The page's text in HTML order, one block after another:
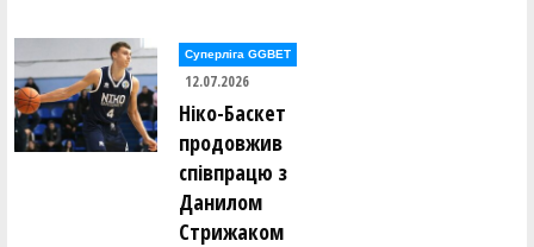
Суперліга GGBET
12.07.2026
Ніко-Баскет
продовжив
співпрацю з
Данилом
Стрижаком